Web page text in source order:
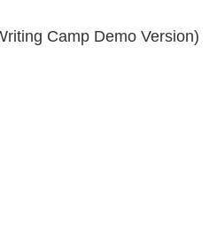
Camp Demo Version)